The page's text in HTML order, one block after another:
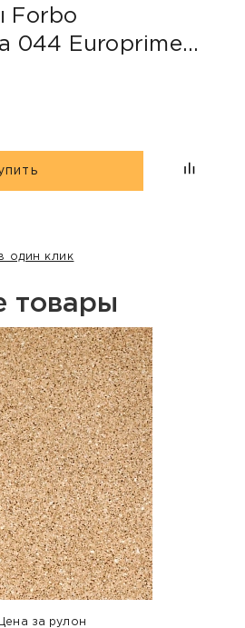
Forbo
044 Europrimer
один клик
товары
Цена за рулон